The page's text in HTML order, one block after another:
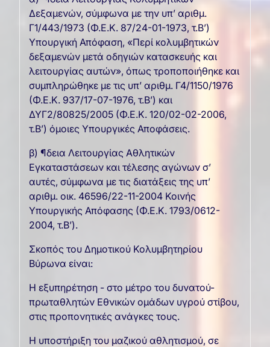
Δεξαμενών, σύμφωνα με την υπ’ αριθμ.
Γ1/443/1973 (Φ.Ε.Κ. 87/24-01-1973, τ.Β’)
Υπουργική Απόφαση, «Περί κολυμβητικών
δεξαμενών μετά οδηγιών κατασκευής και
λειτουργίας αυτών», όπως τροποποιήθηκε και
συμπληρώθηκε με τις υπ’ αριθμ. Γ4/1150/1976
(Φ.Ε.Κ. 937/17-07-1976, τ.Β’) και
ΔΥΓ2/80825/2005 (Φ.Ε.Κ. 120/02-02-2006,
τ.Β’) όμοιες Υπουργικές Αποφάσεις.
β) ¶δεια Λειτουργίας Αθλητικών
Εγκαταστάσεων και τέλεσης αγώνων σ’
αυτές, σύμφωνα με τις διατάξεις της υπ’
αριθμ. οικ. 46596/22-11-2004 Κοινής
Υπουργικής Απόφασης (Φ.Ε.Κ. 1793/0612-
2004, τ.Β’).
Σκοπός του Δημοτικού Κολυμβητηρίου
Βύρωνα είναι:
Η εξυπηρέτηση - στο μέτρο του δυνατού-
πρωταθλητών Εθνικών ομάδων υγρού στίβου,
στις προπονητικές ανάγκες τους.
Η υποστήριξη του μαζικού αθλητισμού, σε